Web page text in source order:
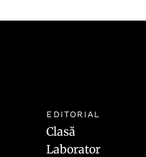
EDITORIAL
Clasă
Laborator